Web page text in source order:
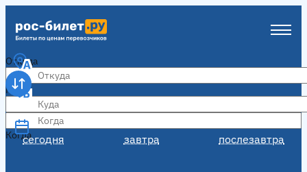
Откуда
Куда
Когда
сегодня завтра послезавтра
Когда